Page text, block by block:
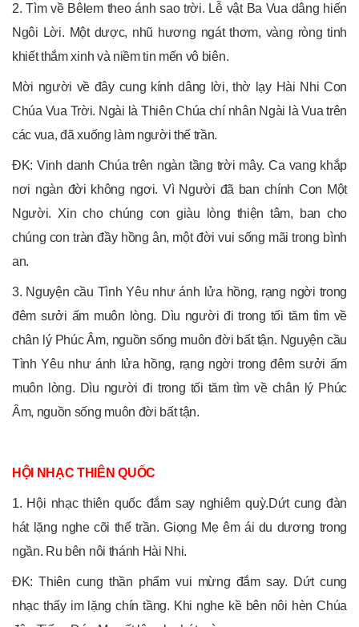
2. Tìm về Bêlem theo ánh sao trời. Lễ vật Ba Vua dâng hiến
Ngôi Lời. Một dược, nhũ hương ngát thơm, vàng ròng tinh
khiết thắm xinh và niềm tin mến vô biên.
Mời người về đây cung kính dâng lời, thờ lạy Hài Nhi Con
Chúa Vua Trời. Ngài là Thiên Chúa chí nhân Ngài là Vua trên
các vua, đã xuống làm người thế trần.
ĐK: Vinh danh Chúa trên ngàn tầng trời mây. Ca vang khắp
nơi ngàn đời không ngơi. Vì Người đã ban chính Con Một
Người. Xin cho chúng con giàu lòng thiện tâm, ban cho
chúng con tràn đầy hồng ân, một đời vui sống mãi trong bình
an.
3. Nguyện cầu Tình Yêu như ánh lửa hồng, rạng ngời trong
đêm sưởi ấm muôn lòng. Dìu người đi trong tối tăm tìm về
chân lý Phúc Âm, nguồn sống muôn đời bất tận. Nguyện cầu
Tình Yêu như ánh lửa hồng, rạng ngời trong đêm sưởi ấm
muôn lòng. Dìu người đi trong tối tăm tìm về chân lý Phúc
Âm, nguồn sống muôn đời bất tận.
HỘI NHẠC THIÊN QUỐC
1. Hội nhạc thiên quốc đắm say nghiêm quỳ.Dứt cung đàn
hát lặng nghe cõi thế trần. Giọng Mẹ êm ái du dương trong
ngần. Ru bên nôi thánh Hài Nhi.
ĐK: Thiên cung thần phẩm vui mừng đắm say. Dứt cung
nhạc thấy im lặng chín tầng. Khi nghe kề bên nôi hèn Chúa